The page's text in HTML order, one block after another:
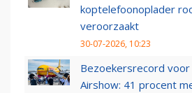
koptelefoonoplader
veroorzaakt
30-07-2026, 10:23
Bezoekersrecord voor
Airshow: 41 procent